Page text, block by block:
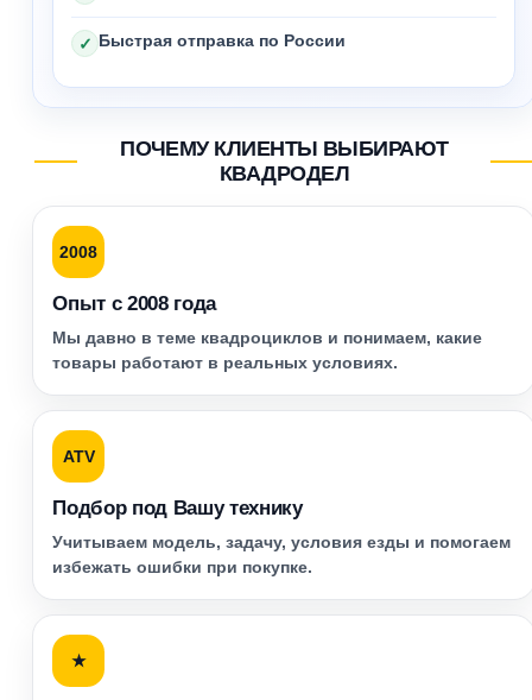
✓ Быстрая отправка по России
ПОЧЕМУ КЛИЕНТЫ ВЫБИРАЮТ
КВАДРОДЕЛ
2008
Опыт с 2008 года
Мы давно в теме квадроциклов и понимаем, какие
товары работают в реальных условиях.
ATV
Подбор под Вашу технику
Учитываем модель, задачу, условия езды и помогаем
избежать ошибки при покупке.
★